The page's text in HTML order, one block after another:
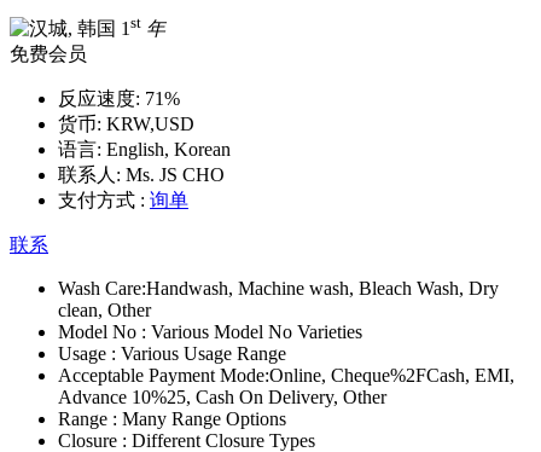
1 st 年
免费会员
反应速度: 71%
货币: KRW,USD
语言: English, Korean
联系人: Ms. JS CHO
支付方式 : 询单
联系
Wash Care:Handwash, Machine wash, Bleach Wash, Dry
clean, Other
Model No : Various Model No Varieties
Usage : Various Usage Range
Acceptable Payment Mode:Online, Cheque%2FCash, EMI,
Advance 10%25, Cash On Delivery, Other
Range : Many Range Options
Closure : Different Closure Types